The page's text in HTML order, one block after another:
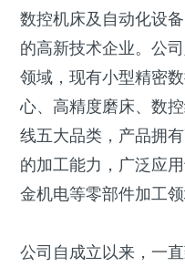
数控机床及自动化设
的高新技术企业。公
领域，现有小型精密
心、高精度磨床、数
线五大品类，产品拥
的加工能力，广泛应
金机电等零部件加工领
公司自成立以来，一